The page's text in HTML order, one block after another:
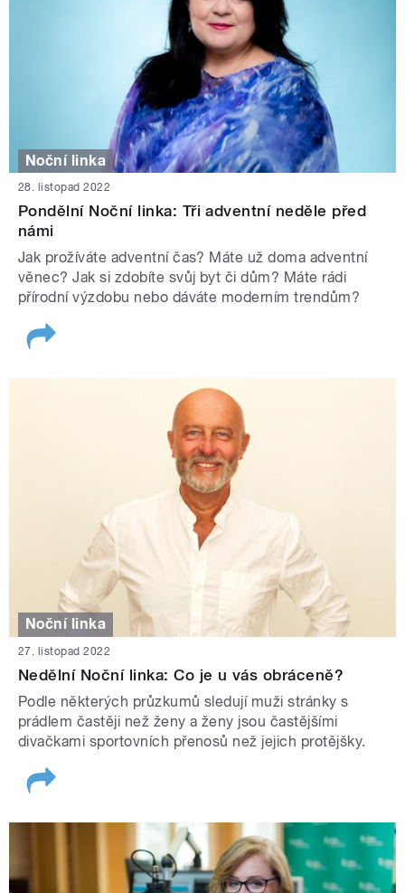
Noční linka
28. listopad 2022
Pondělní Noční linka: Tři adventní neděle před
námi
Jak prožíváte adventní čas? Máte už doma adventní
věnec? Jak si zdobíte svůj byt či dům? Máte rádi
přírodní výzdobu nebo dáváte moderním trendům?
Noční linka
27. listopad 2022
Nedělní Noční linka: Co je u vás obráceně?
Podle některých průzkumů sledují muži stránky s
prádlem častěji než ženy a ženy jsou častějšími
divačkami sportovních přenosů než jejich protějšky.